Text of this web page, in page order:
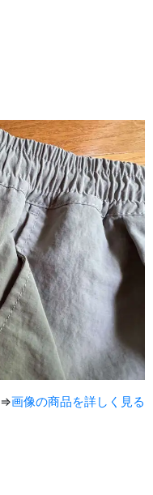
⇒画像の商品を詳しく見る